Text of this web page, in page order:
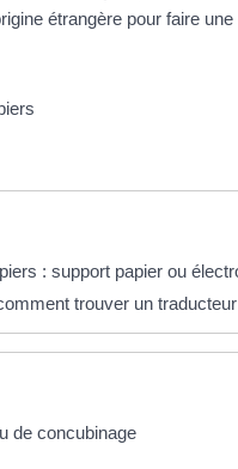
étrangère pour faire
: support papier ou
trouver un
de concubinage